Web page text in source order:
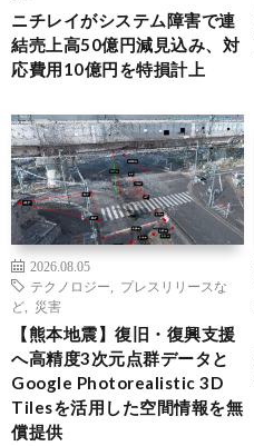
ニチレイがシステム障害で連
結売上高50億円減見込み、対
応費用10億円を特損計上
2026.08.05
テクノロジー
プレスリリースな
ど
災害
【熊本地震】復旧・復興支援
へ高精度3次元点群データと
Google Photorealistic 3D
Tilesを活用した空間情報を無
償提供